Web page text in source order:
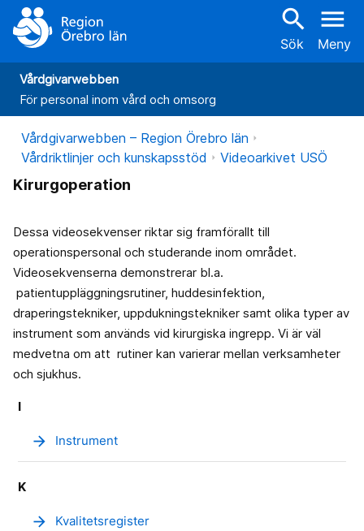
search
Sök
menu
Meny
Vårdgivarwebben
För personal inom vård och omsorg
Vårdgivarwebben – Region Örebro län
Vårdriktlinjer och kunskapsstöd
Videoarkivet USÖ
Kirurgoperation
Dessa videosekvenser riktar sig framförallt till
operationspersonal och studerande inom området.
Videosekvenserna demonstrerar bl.a.
patientuppläggningsrutiner, huddesinfektion,
draperingstekniker, uppdukningstekniker samt olika typer av
instrument som används vid kirurgiska ingrepp. Vi är väl
medvetna om att rutiner kan varierar mellan verksamheter
och sjukhus.
I
arrow_forward Instrument
K
arrow_forward Kvalitetsregister